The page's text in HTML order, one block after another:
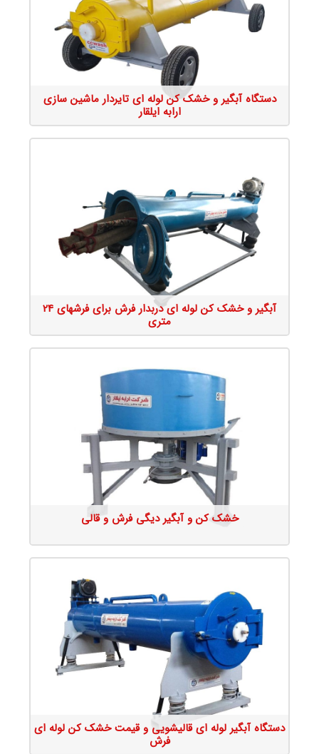
جزئیات محصول
دستگاه آبگیر و خشک کن لوله ای تایردار ماشین سازی
ارابه ایلقار
جزئیات محصول
آبگیر و خشک کن لوله ای دربدار فرش برای فرشهای 24
متری
جزئیات محصول
خشک کن و آبگیر دیگی فرش و قالی
جزئیات محصول
دستگاه آبگیر لوله ای قالیشویی و قیمت خشک کن لوله ای
فرش